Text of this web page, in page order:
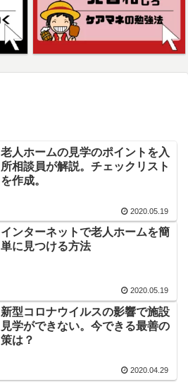
老人ホームの見学のポイントを入
所相談員が解説。チェックリスト
を作成。
2020.05.19
インターネットで老人ホームを簡
単に見つける方法
2020.05.19
新型コロナウイルスの影響で施設
見学ができない。今できる最善の
策は？
2020.04.29